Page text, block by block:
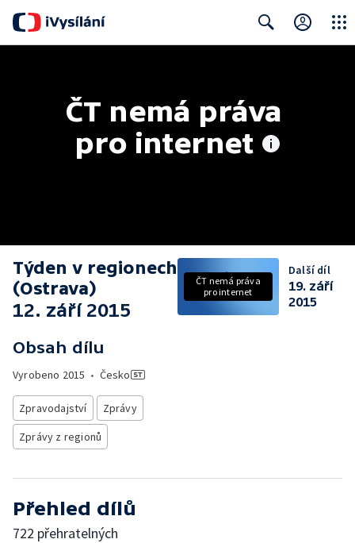
ČT nemá práva
pro internet
Týden v regionech
(Ostrava)
12. září 2015
Obsah dílu
Vyrobeno 2015 • Česko
Zpravodajství
Zprávy
Zprávy z regionů
ČT nemá práva
pro internet
Další díl
19. září
2015
Přehled dílů
722 přehratelných